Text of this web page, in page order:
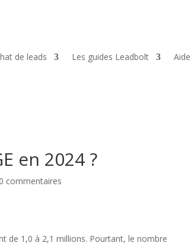
de leads Les guides Leadbolt
en 2024 ?
0 commentaires
de 1,0 à 2,1 millions. Pourtant, le nombre